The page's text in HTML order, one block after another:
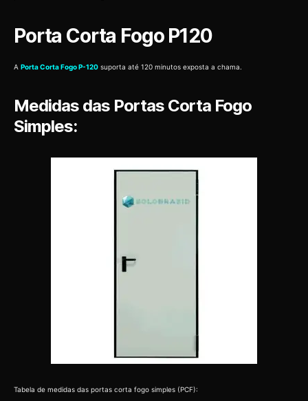
Porta Corta Fogo P120
A Porta Corta Fogo P-120 suporta até 120 minutos exposta a chama.
Medidas das Portas Corta Fogo
Simples:
Tabela de medidas das portas corta fogo simples (PCF):